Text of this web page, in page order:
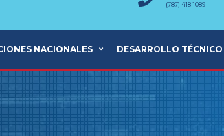
(787) 418-1089
NACIONALES DESARROLLO TÉCNICO